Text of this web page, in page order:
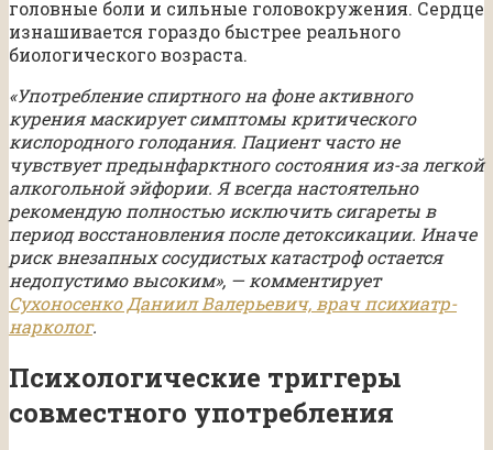
головные боли и сильные головокружения. Сердце
изнашивается гораздо быстрее реального
биологического возраста.
«Употребление спиртного на фоне активного
курения маскирует симптомы критического
кислородного голодания. Пациент часто не
чувствует предынфарктного состояния из-за легкой
алкогольной эйфории. Я всегда настоятельно
рекомендую полностью исключить сигареты в
период восстановления после детоксикации. Иначе
риск внезапных сосудистых катастроф остается
недопустимо высоким», — комментирует
Сухоносенко Даниил Валерьевич, врач психиатр-
нарколог.
Психологические триггеры
совместного употребления